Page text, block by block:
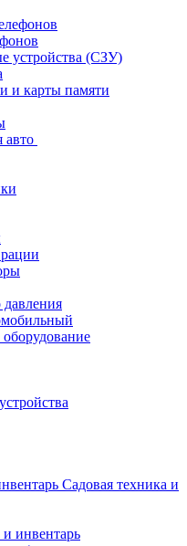
устройства (СЗУ)
и карты памяти
авто
Садовая техника и
инвентарь